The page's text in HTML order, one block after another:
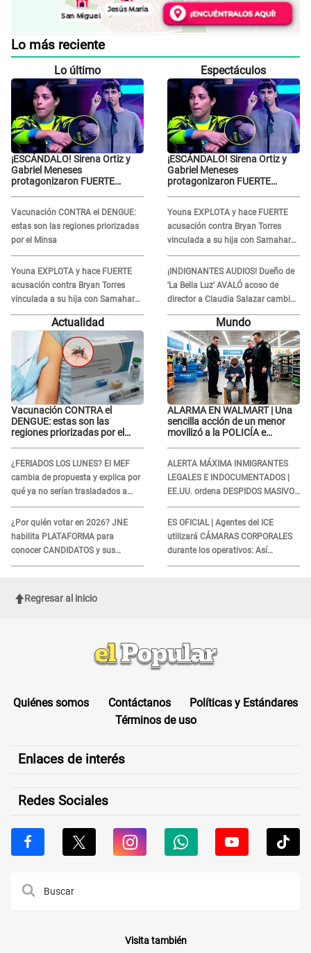
Lo más reciente
Lo último
¡ESCÁNDALO! Sirena Ortiz y
Gabriel Meneses
protagonizaron FUERTE
Vacunación CONTRA el DENGUE:
estas son las regiones priorizadas
por el Minsa
Youna EXPLOTA y hace FUERTE
acusación contra Bryan Torres
vinculada a su hija con Samahara
Lobatón: "Le volvió a..."
Espectáculos
¡ESCÁNDALO! Sirena Ortiz y
Gabriel Meneses
protagonizaron FUERTE
Youna EXPLOTA y hace FUERTE
acusación contra Bryan Torres
vinculada a su hija con Samahara
Lobatón: "Le volvió a..."
¡INDIGNANTES AUDIOS! Dueño de
'La Bella Luz' AVALÓ acoso de
director a Claudia Salazar cambio
de darle TEMAS musicales:
Actualidad
Vacunación CONTRA el
DENGUE: estas son las
regiones priorizadas por el
¿FERIADOS LOS LUNES? El MEF
cambia de propuesta y explica por
qué ya no serían trasladados a
viernes
¿Por quién votar en 2026? JNE
habilita PLATAFORMA para
conocer CANDIDATOS y sus
propuestas
Mundo
ALARMA EN WALMART | Una
sencilla acción de un menor
movilizó a la POLICÍA e
ALERTA MÁXIMA INMIGRANTES
LEGALES E INDOCUMENTADOS |
EE.UU. ordena DESPIDOS MASIVOS
y DEPORTACIONES a estos
extranjeros
ES OFICIAL | Agentes del ICE
utilizará CÁMARAS CORPORALES
durante los operativos: Así
afectará a inmigrantes
Regresar al inicio
Quiénes somos Contáctanos
Políticas y Estándares
Términos de uso
Enlaces de interés
Redes Sociales
Visita también